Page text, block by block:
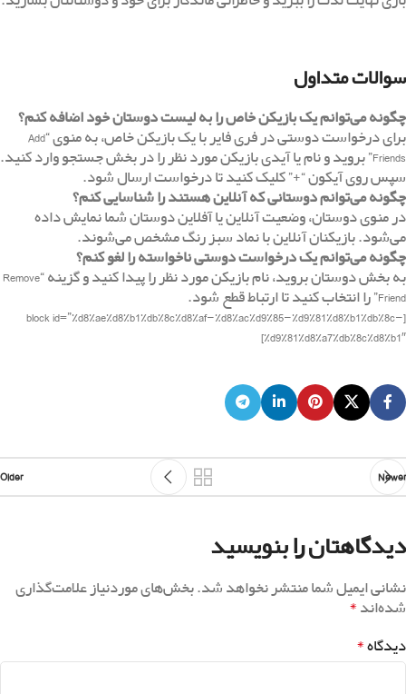
سوالات متداول
چگونه می‌توانم یک بازیکن خاص را به لیست دوستان خود اضافه کنم؟
برای درخواست دوستی در فری فایر با یک بازیکن خاص، به منوی “Add
Friends” بروید و نام یا آ‌یدی بازیکن مورد نظر را در بخش جستجو وارد کنید.
سپس روی آیکون “+” کلیک کنید تا درخواست ارسال شود.
چگونه می‌توانم دوستانی که آنلاین هستند را شناسایی کنم؟
در منوی دوستان، وضعیت آنلاین یا آفلاین دوستان شما نمایش داده
می‌شود. بازیکنان آنلاین با نماد سبز رنگ مشخص می‌شوند.
چگونه می‌توانم یک درخواست دوستی ناخواسته را لغو کنم؟
به بخش دوستان بروید، نام بازیکن مورد نظر را پیدا کنید و گزینه “Remove
Friend” را انتخاب کنید تا ارتباط قطع شود.
[block id=”%d8%ae%d8%b1%db%8c%d8%af-%d8%ac%d9%85-%d9%81%d8%b1%db%8c-
%d9%81%d8%a7%db%8c%d8%b1″]
Newer
Older
دیدگاهتان را بنویسید
نشانی ایمیل شما منتشر نخواهد شد.بخش‌های موردنیاز علامت‌گذاری
شده‌اند*
دیدگاه*